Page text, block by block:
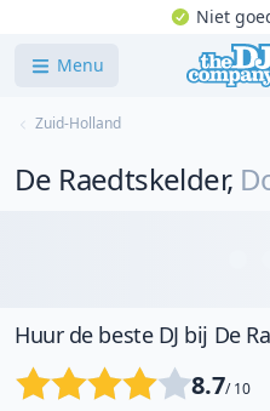
Niet
Menu
Zuid-Holland
De Raedtskelder,
Huur de beste DJ bij De
8.7/ 10